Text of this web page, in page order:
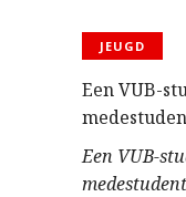
JEUGD
Een VUB-
Een VUB-